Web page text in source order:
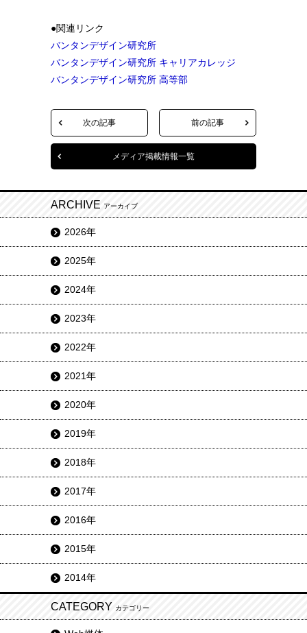
●関連リンク
バンタンデザイン研究所
バンタンデザイン研究所 キャリアカレッジ
バンタンデザイン研究所 高等部
次の記事 前の記事
メディア掲載情報一覧
ARCHIVE アーカイブ
2026年
2025年
2024年
2023年
2022年
2021年
2020年
2019年
2018年
2017年
2016年
2015年
2014年
CATEGORY カテゴリー